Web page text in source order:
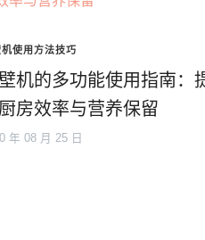
使用方法技巧
机的多功能使用指南：
房效率与营养保留
年 08 月 25 日